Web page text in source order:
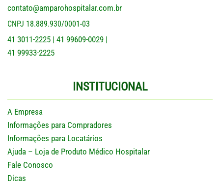
contato@amparohospitalar.com.br
CNPJ 18.889.930/0001-03
41 3011-2225 | 41 99609-0029 |
41 99933-2225
INSTITUCIONAL
A Empresa
Informações para Compradores
Informações para Locatários
Ajuda – Loja de Produto Médico Hospitalar
Fale Conosco
Dicas